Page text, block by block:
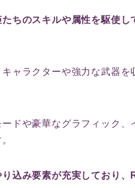
ちのスキルや属性を駆使し
ャラクターや強力な武器を
ドや豪華なグラフィック
込み要素が充実しており